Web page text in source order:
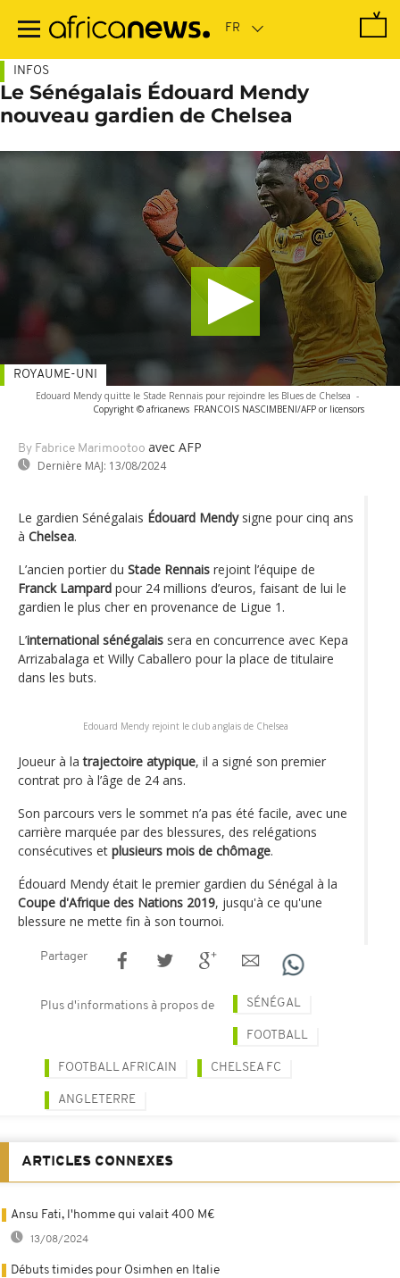
contenu
INFOS
Le Sénégalais Édouard Mendy
nouveau gardien de Chelsea
Edouard Mendy quitte le Stade Rennais pour rejoindre les Blues de Chelsea -
Copyright © africanews FRANCOIS NASCIMBENI/AFP or licensors
By Fabrice Marimootoo avec AFP
Dernière MAJ: 13/08/2024
ROYAUME-UNI
Le gardien Sénégalais Édouard Mendysigne pour cinq ans
à Chelsea.
L’ancien portier du Stade Rennais rejoint l’équipe de
Franck Lampard pour 24 millions d’euros, faisant de lui le
gardien le plus cher en provenance de Ligue 1.
L’international sénégalais sera en concurrence avec Kepa
Arrizabalaga et Willy Caballero pour la place de titulaire
dans les buts.
Edouard Mendy rejoint le club anglais de Chelsea
Joueur à latrajectoire atypique, il a signé son premier
contrat pro à l’âge de 24 ans.
Son parcours vers le sommet n’a pas été facile, avec une
carrière marquée par des blessures, des relégations
consécutives et plusieurs mois de chômage.
Édouard Mendy était le premier gardien du Sénégal à la
Coupe d'Afrique des Nations 2019, jusqu'à ce qu'une
blessure ne mette fin à son tournoi.
Partager
Plus d'informations à propos de SÉNÉGAL
FOOTBALL
FOOTBALL AFRICAIN CHELSEA FC
ANGLETERRE
ARTICLES CONNEXES
Ansu Fati, l'homme qui valait 400 M€
13/08/2024
Débuts timides pour Osimhen en Italie